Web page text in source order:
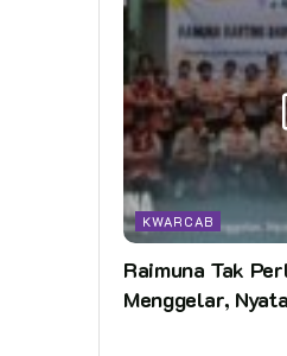
KWARCAB
Raimuna Tak
Menggelar,